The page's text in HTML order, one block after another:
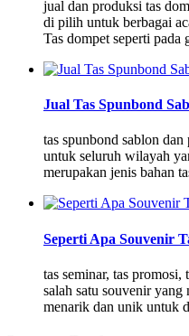
jual dan produksi tas
di pilih untuk berbagai
Tas dompet seperti
Jual Tas Spunbond
tas spunbond sablon
untuk seluruh wilayah
merupakan jenis bahan
Seperti Apa Souvenir
tas seminar, tas
salah satu souvenir
menarik dan unik untuk